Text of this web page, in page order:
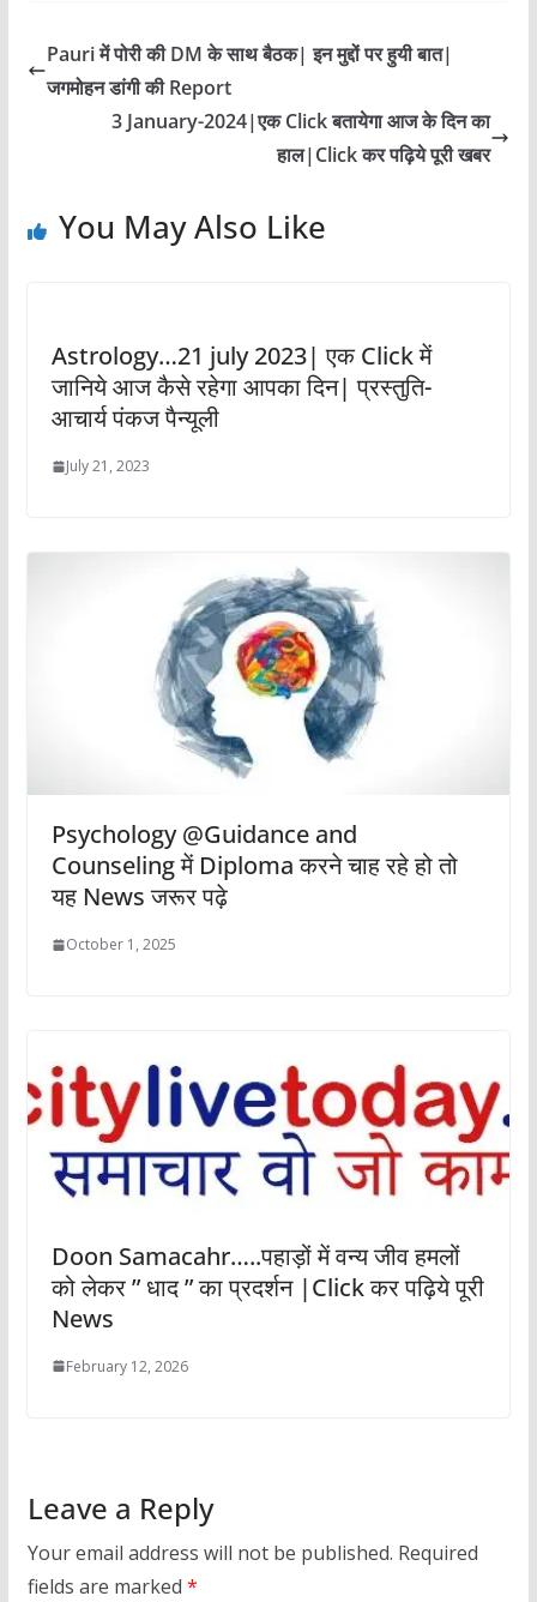
Pauri में पोरी की DM के साथ बैठक| इन मुद्दों पर हुयी बात|
जगमोहन डांगी की Report
3 January-2024|एक Click बतायेगा आज के दिन का
हाल|Click कर पढ़िये पूरी खबर
You May Also Like
Astrology…21 july 2023| एक Click में
जानिये आज कैसे रहेगा आपका दिन| प्रस्तुति-
आचार्य पंकज पैन्यूली
July 21, 2023
Psychology @Guidance and
Counseling में Diploma करने चाह रहे हो तो
यह News जरूर पढ़े
October 1, 2025
Doon Samacahr…..पहाड़ों में वन्य जीव हमलों
को लेकर ” धाद ” का प्रदर्शन |Click कर पढ़िये पूरी
News
February 12, 2026
Leave a Reply
Your email address will not be published. Required
fields are marked *